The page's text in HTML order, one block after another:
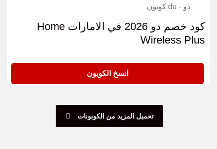
دو - du كوبون
كود خصم دو 2026 في الامارات Home
Wireless Plus
انسخ الكوبون
تحميل المزيد من الكوبونات